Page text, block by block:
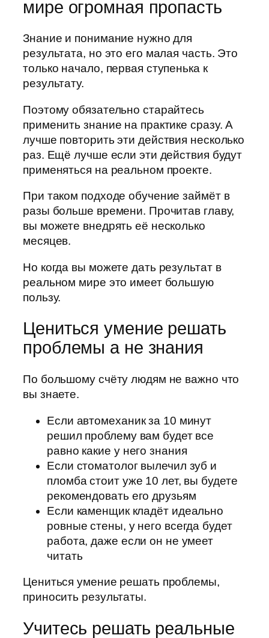
мире огромная пропасть
Знание и понимание нужно для
результата, но это его малая часть. Это
только начало, первая ступенька к
результату.
Поэтому обязательно старайтесь
применить знание на практике сразу. А
лучше повторить эти действия несколько
раз. Ещё лучше если эти действия будут
применяться на реальном проекте.
При таком подходе обучение займёт в
разы больше времени. Прочитав главу,
вы можете внедрять её несколько
месяцев.
Но когда вы можете дать результат в
реальном мире это имеет большую
пользу.
Цениться умение решать
проблемы а не знания
По большому счёту людям не важно что
вы знаете.
Если автомеханик за 10 минут
решил проблему вам будет все
равно какие у него знания
Если стоматолог вылечил зуб и
пломба стоит уже 10 лет, вы будете
рекомендовать его друзьям
Если каменщик кладёт идеально
ровные стены, у него всегда будет
работа, даже если он не умеет
читать
Цениться умение решать проблемы,
приносить результаты.
Учитесь решать реальные